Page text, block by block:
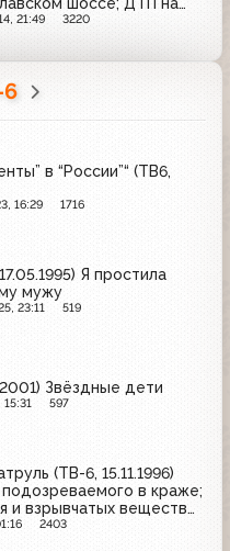
шоссе; ДТП на
вал
21:49 3220
в “России”“ (ТВ6,
16:29 1716
Я простила
мужу
23:11 519
Звёздные дети
597
(ТВ-6, 15.11.1996)
в краже;
и взрывчатых веществ
улице; ДТП на
2403